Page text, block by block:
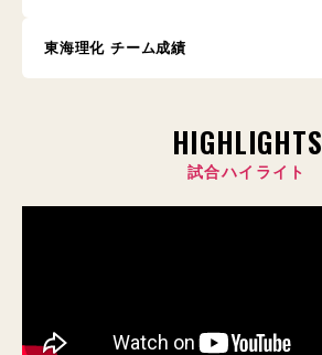
東海理化 チーム成績
HIGHLIGHTS
試合ハイライト